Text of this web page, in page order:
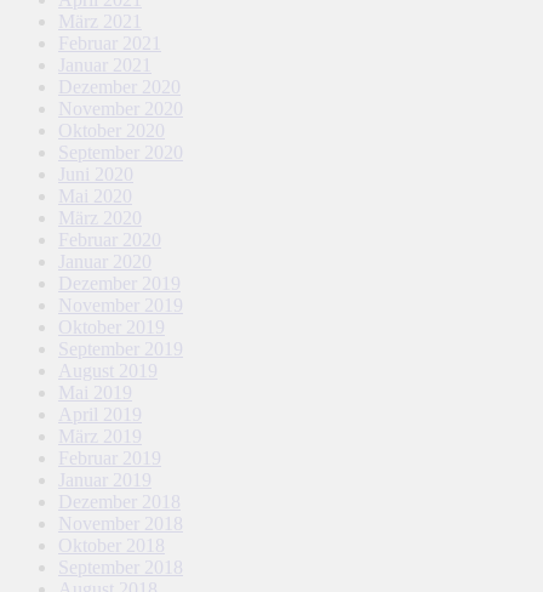
März 2021
Februar 2021
Januar 2021
Dezember 2020
November 2020
Oktober 2020
September 2020
Juni 2020
Mai 2020
März 2020
Februar 2020
Januar 2020
Dezember 2019
November 2019
Oktober 2019
September 2019
August 2019
Mai 2019
April 2019
März 2019
Februar 2019
Januar 2019
Dezember 2018
November 2018
Oktober 2018
September 2018